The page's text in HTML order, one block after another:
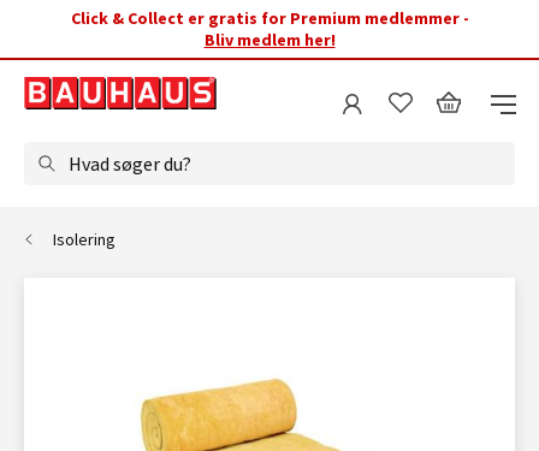
Click & Collect er gratis for Premium medlemmer -
Bliv medlem her!
Hvad søger du?
Isolering